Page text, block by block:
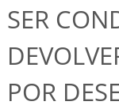
SER
POR